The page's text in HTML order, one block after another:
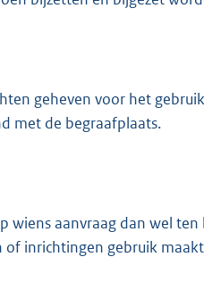
geheven voor het
met de begraafplaats.
wiens aanvraag dan wel
of inrichtingen gebruik